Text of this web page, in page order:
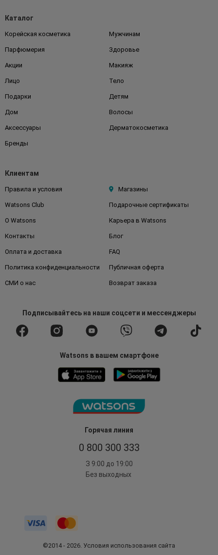
Горячая линия
0 800 300 333
З 9:00 до 19:00
Без выходных
Каталог
Корейская косметика Мужчинам
Парфюмерия Здоровье
Акции Макияж
Лицо Тело
Подарки Детям
Дом Волосы
Аксессуары Дерматокосметика
Бренды
Клиентам
Правила и условия Магазины
Watsons Club Подарочные сертификаты
О Watsons Карьера в Watsons
Контакты Блог
Оплата и доставка FAQ
Политика конфиденциальности Публичная оферта
СМИ о нас Возврат заказа
Подписывайтесьна наши соцсети и мессенджеры
Watsons в вашем смартфоне
©2014 - 2026. Условия использования сайта